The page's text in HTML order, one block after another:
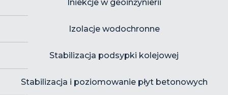
Iniekcje w geoinżynierii
Izolacje wodochronne
Stabilizacja podsypki kolejowej
Stabilizacja i poziomowanie płyt betonowych